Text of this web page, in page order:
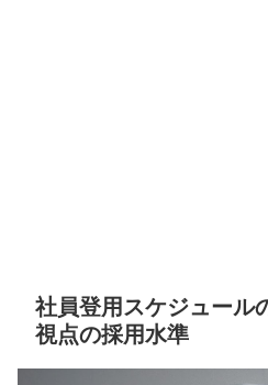
社員登用スケジュー
視点の採用水準